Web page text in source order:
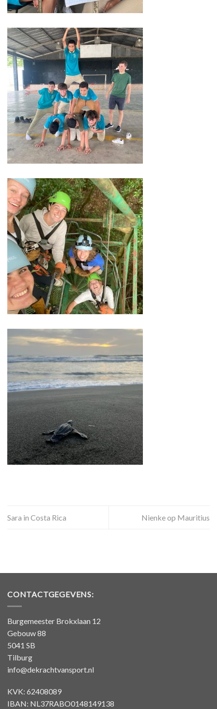
Sara in Costa Rica Nienke op Mauritius
CONTACTGEGEVENS:
Burgemeester Brokxlaan 12
Gebouw 88
5041 SB
Tilburg
info@dekrachtvansport.nl
KVK: 62408089
IBAN: NL37RABO0148149138